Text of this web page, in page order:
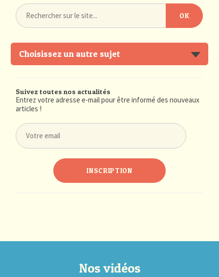
Choisissez un autre sujet
Suivez toutes nos actualités
Entrez votre adresse e-mail pour être informé des nouveaux
articles !
Nos vidéos